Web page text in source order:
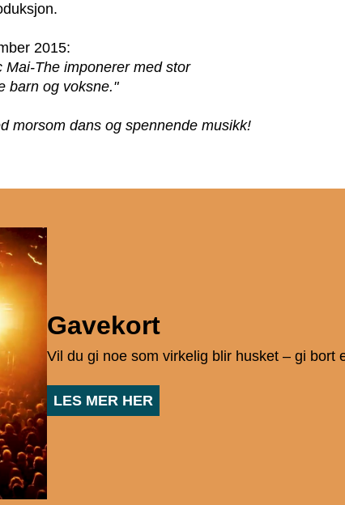
2015:
Mai-The imponerer med stor
barn og voksne."
morsom dans og spennende musikk!
Gavekort
Vil du gi noe som virkelig blir husket – gi bort
LES MER HER